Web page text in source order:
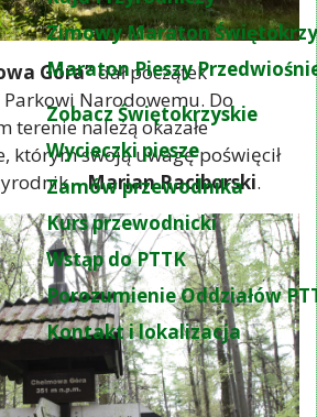
Zimowy Maraton
Maraton Pieszy
Zobacz Świętokrzyskie
Wycieczki piesze
Zamów przewodnika
Kurs przewodnicki
Wstąp do PTTK
Porozumienie Oddziałów
Kontakt i lokalizacja
Góra”dał początek
Narodowemu. Do
terenie należą okazałe
którym swoją uwagę poświęcił
–Marian Raciborski.